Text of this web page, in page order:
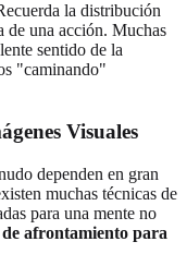
la distribución
de una acción. Muchas
sentido de la
"caminando"
Visuales
dependen en gran
muchas técnicas de
para una mente no
de afrontamiento para